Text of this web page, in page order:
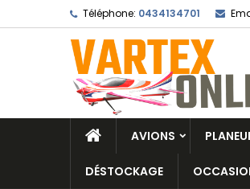
Téléphone: 0434134701
AVIONS
DÉSTOCKAGE